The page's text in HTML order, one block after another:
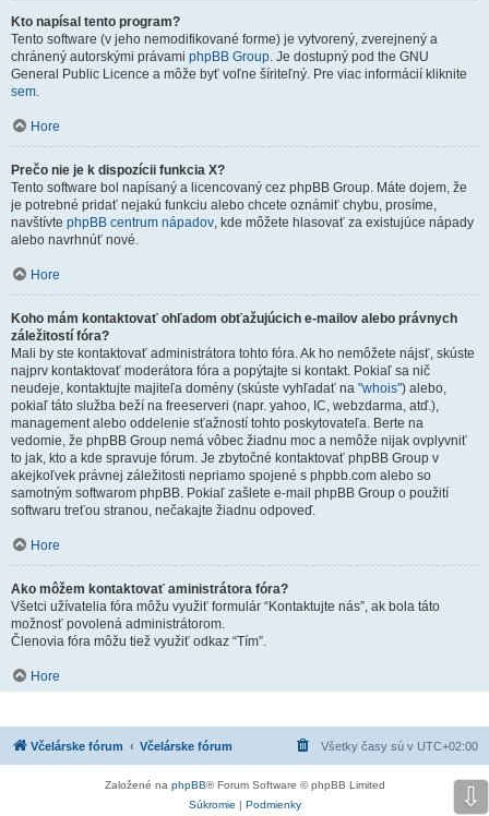
Kto napísal tento program?
Tento software (v jeho nemodifikované forme) je vytvorený, zverejnený a
chránený autorskými právami phpBB Group. Je dostupný pod the GNU
General Public Licence a môže byť voľne šíriteľný. Pre viac informácií kliknite
sem.
Hore
Prečo nie je k dispozícii funkcia X?
Tento software bol napísaný a licencovaný cez phpBB Group. Máte dojem, že
je potrebné pridať nejakú funkciu alebo chcete oznámiť chybu, prosíme,
navštívte phpBB centrum nápadov, kde môžete hlasovať za existujúce nápady
alebo navrhnúť nové.
Hore
Koho mám kontaktovať ohľadom obťažujúcich e-mailov alebo právnych
záležitostí fóra?
Mali by ste kontaktovať administrátora tohto fóra. Ak ho nemôžete nájsť, skúste
najprv kontaktovať moderátora fóra a popýtajte si kontakt. Pokiaľ sa nič
neudeje, kontaktujte majiteľa domény (skúste vyhľadať na "whois") alebo,
pokiaľ táto služba beží na freeserveri (napr. yahoo, IC, webzdarma, atď.),
management alebo oddelenie sťažností tohto poskytovateľa. Berte na
vedomie, že phpBB Group nemá vôbec žiadnu moc a nemôže nijak ovplyvniť
to jak, kto a kde spravuje fórum. Je zbytočné kontaktovať phpBB Group v
akejkoľvek právnej záležitosti nepriamo spojené s phpbb.com alebo so
samotným softwarom phpBB. Pokiaľ zašlete e-mail phpBB Group o použití
softwaru treťou stranou, nečakajte žiadnu odpoveď.
Hore
Ako môžem kontaktovať aministrátora fóra?
Všetci užívatelia fóra môžu využiť formulár “Kontaktujte nás”, ak bola táto
možnosť povolená administrátorom.
Členovia fóra môžu tiež využiť odkaz “Tím”.
Hore
Včelárske fórum Včelárske fórum Všetky časy sú v UTC+02:00
Založené na phpBB® Forum Software © phpBB Limited
Súkromie | Podmienky ⇩